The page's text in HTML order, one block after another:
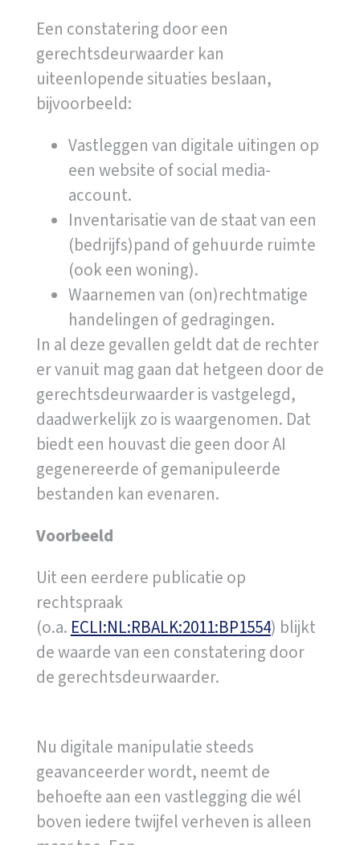
Een constatering door een
gerechtsdeurwaarder kan
uiteenlopende situaties beslaan,
bijvoorbeeld:
Vastleggen van digitale uitingen op
een website of social media-
account.
Inventarisatie van de staat van een
(bedrijfs)pand of gehuurde ruimte
(ook een woning).
Waarnemen van (on)rechtmatige
handelingen of gedragingen.
In al deze gevallen geldt dat de rechter
er vanuit mag gaan dat hetgeen door de
gerechtsdeurwaarder is vastgelegd,
daadwerkelijk zo is waargenomen. Dat
biedt een houvast die geen door AI
gegenereerde of gemanipuleerde
bestanden kan evenaren.
Voorbeeld
Uit een eerdere publicatie op
rechtspraak
(o.a. ECLI:NL:RBALK:2011:BP1554) blijkt
de waarde van een constatering door
de gerechtsdeurwaarder.
Nu digitale manipulatie steeds
geavanceerder wordt, neemt de
behoefte aan een vastlegging die wél
boven iedere twijfel verheven is alleen